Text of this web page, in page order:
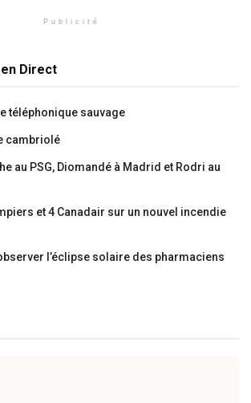
Publicité
Direct
téléphonique sauvage
cambriolé
au PSG, Diomandé à Madrid et Rodri au
et 4 Canadair sur un nouvel incendie
l’éclipse solaire des pharmaciens